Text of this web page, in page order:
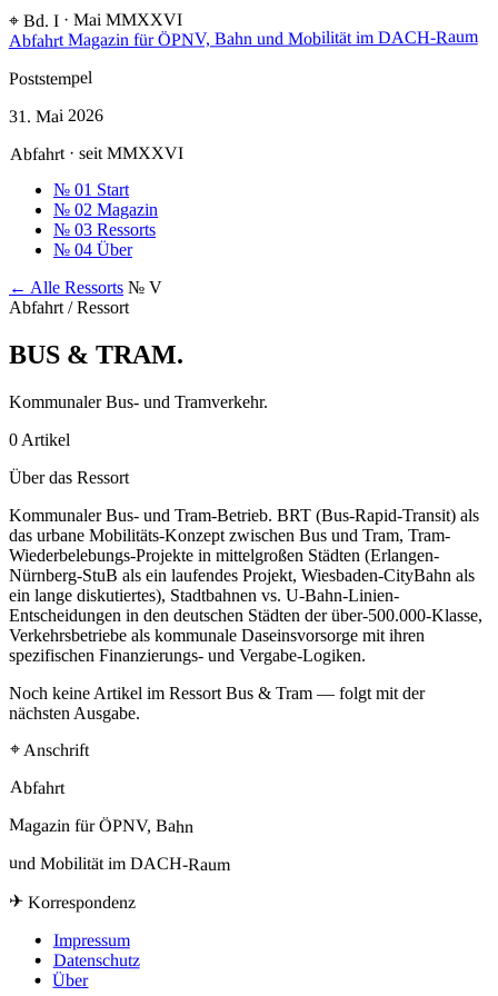
⌖ Bd. I · Mai MMXXVI
AbfahrtMagazin für ÖPNV, Bahn und Mobilität im DACH-Raum
Poststempel
31. Mai 2026
Abfahrt · seit MMXXVI
№ 01 Start
№ 02 Magazin
№ 03 Ressorts
№ 04 Über
← Alle Ressorts № V
Abfahrt / Ressort
BUS & TRAM.
Kommunaler Bus- und Tramverkehr.
0 Artikel
Über das Ressort
Kommunaler Bus- und Tram-Betrieb. BRT (Bus-Rapid-Transit) als
das urbane Mobilitäts-Konzept zwischen Bus und Tram, Tram-
Wiederbelebungs-Projekte in mittelgroßen Städten (Erlangen-
Nürnberg-StuB als ein laufendes Projekt, Wiesbaden-CityBahn als
ein lange diskutiertes), Stadtbahnen vs. U-Bahn-Linien-
Entscheidungen in den deutschen Städten der über-500.000-Klasse,
Verkehrsbetriebe als kommunale Daseinsvorsorge mit ihren
spezifischen Finanzierungs- und Vergabe-Logiken.
Noch keine Artikel im Ressort Bus & Tram — folgt mit der
nächsten Ausgabe.
⌖ Anschrift
Abfahrt
Magazin für ÖPNV, Bahn
und Mobilität im DACH-Raum
✈ Korrespondenz
Impressum
Datenschutz
Über